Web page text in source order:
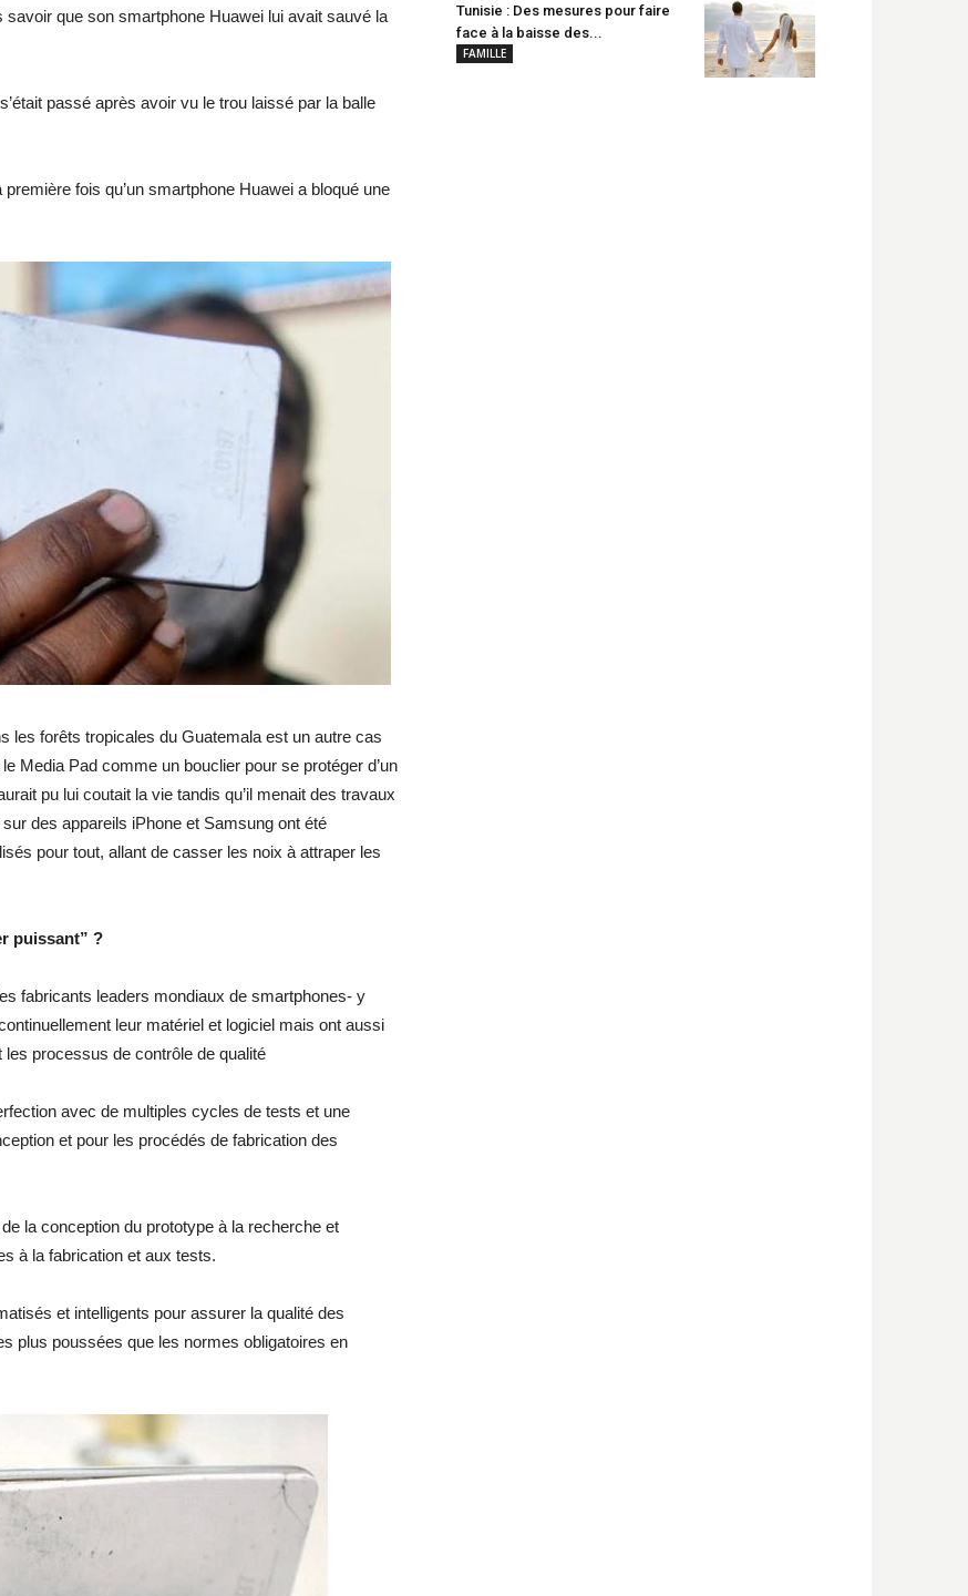
que son smartphone Huawei lui avait sauvé la
passé après avoir vu le trou laissé par la balle
fois qu’un smartphone Huawei a bloqué une
les forêts tropicales du Guatemala est un autre cas
Media Pad comme un bouclier pour se protéger d’un
pu lui coutait la vie tandis qu’il menait des travaux
des appareils iPhone et Samsung ont été
pour tout, allant de casser les noix à attraper les
puissant” ?
fabricants leaders mondiaux de smartphones- y
leur matériel et logiciel mais ont aussi
processus de contrôle de qualité
avec de multiples cycles de tests et une
et pour les procédés de fabrication des
la conception du prototype à la recherche et
à la fabrication et aux tests.
et intelligents pour assurer la qualité des
plus poussées que les normes obligatoires en
Tunisie : Des mesures pour faire
face à la baisse des...
FAMILLE